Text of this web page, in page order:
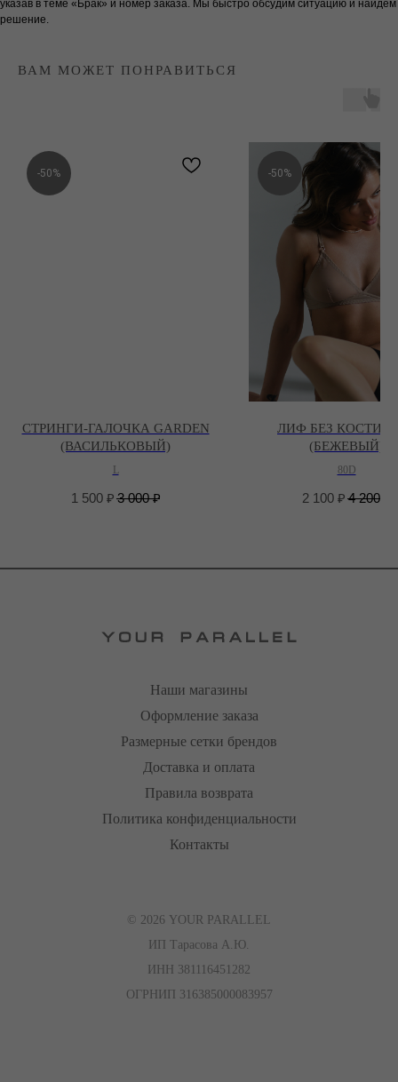
указав в теме «Брак» и номер заказа. Мы быстро обсудим ситуацию и найдем
решение.
ВАМ МОЖЕТ ПОНРАВИТЬСЯ
-50%
СТРИНГИ-ГАЛОЧКА GARDEN
(ВАСИЛЬКОВЫЙ)
L
1 500 ₽ 3 000 ₽
-50%
ЛИФ БЕЗ КОСТИ
(БЕЖЕВЫЙ)
80D
2 100 ₽ 4 200
Наши магазины
Оформление заказа
Размерные сетки брендов
Доставка и оплата
Правила возврата
Политика конфиденциальности
Контакты
© 2026 YOUR PARALLEL
ИП Тарасова А.Ю.
ИНН 381116451282
ОГРНИП 316385000083957